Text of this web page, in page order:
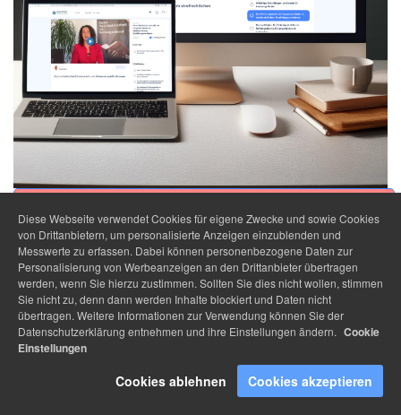
Webinar -
Gesetzesänderung
-Btm - Freigabe für
Notfallsanitäter
>>> klicke hier und
erfahre mehr!
Webinar -
Diese Webseite verwendet Cookies für eigene Zwecke und sowie Cookies
von Drittanbietern, um personalisierte Anzeigen einzublenden und
Messwerte zu erfassen. Dabei können personenbezogene Daten zur
Personalisierung von Werbeanzeigen an den Drittanbieter übertragen
werden, wenn Sie hierzu zustimmen. Sollten Sie dies nicht wollen, stimmen
Sie nicht zu, denn dann werden Inhalte blockiert und Daten nicht
übertragen. Weitere Informationen zur Verwendung können Sie der
Datenschutzerklärung entnehmen und ihre Einstellungen ändern. Cookie
Einstellungen
Cookies ablehnen Cookies akzeptieren